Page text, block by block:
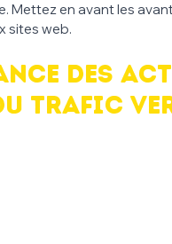
Mettez en avant les
sites web.
des
trafic